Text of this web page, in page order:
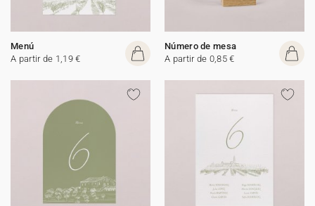
Menú
A partir de 1,19 €
Número de mesa
A partir de 0,85 €